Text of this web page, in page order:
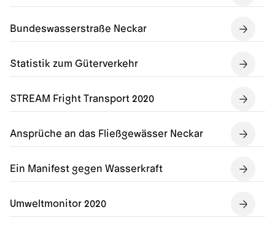
Bundeswasserstraße Neckar
Statistik zum Güterverkehr
STREAM Fright Transport 2020
Ansprüche an das Fließgewässer Neckar
Ein Manifest gegen Wasserkraft
Umweltmonitor 2020